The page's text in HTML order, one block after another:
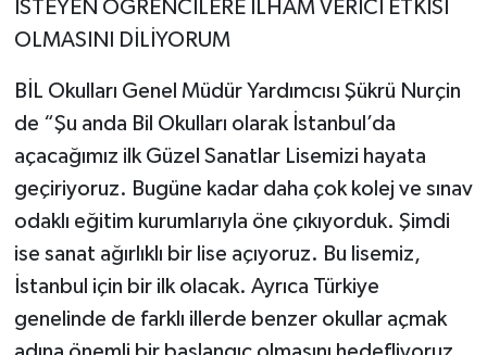
İSTEYEN ÖĞRENCİLERE İLHAM VERİCİ ETKİSİ
OLMASINI DİLİYORUM
BİL Okulları Genel Müdür Yardımcısı Şükrü Nurçin
de “Şu anda Bil Okulları olarak İstanbul’da
açacağımız ilk Güzel Sanatlar Lisemizi hayata
geçiriyoruz. Bugüne kadar daha çok kolej ve sınav
odaklı eğitim kurumlarıyla öne çıkıyorduk. Şimdi
ise sanat ağırlıklı bir lise açıyoruz. Bu lisemiz,
İstanbul için bir ilk olacak. Ayrıca Türkiye
genelinde de farklı illerde benzer okullar açmak